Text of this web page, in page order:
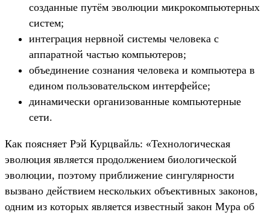
созданные путём эволюции микрокомпьютерных
систем;
интеграция нервной системы человека с
аппаратной частью компьютеров;
объединение сознания человека и компьютера в
едином пользовательском интерфейсе;
динамически организованные компьютерные
сети.
Как поясняет Рэй Курцвайль: «Технологическая
эволюция является продолжением биологической
эволюции, поэтому приближение сингулярности
вызвано действием нескольких объективных законов,
одним из которых является известный закон Мура об